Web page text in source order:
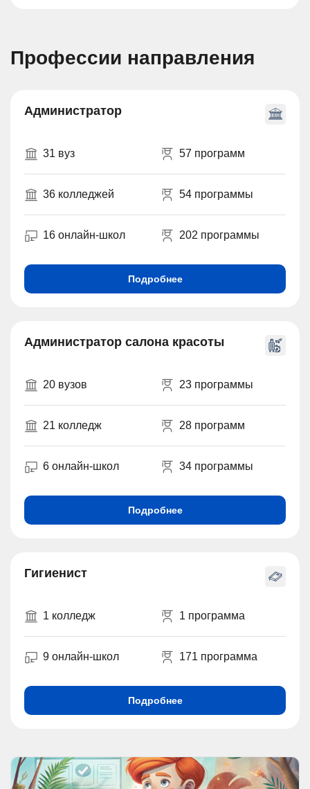
Профессии направления
Администратор
31 вуз 57 программ
36 колледжей 54 программы
16 онлайн-школ 202 программы
Подробнее
Администратор салона красоты
20 вузов 23 программы
21 колледж 28 программ
6 онлайн-школ 34 программы
Подробнее
Гигиенист
1 колледж 1 программа
9 онлайн-школ 171 программа
Подробнее